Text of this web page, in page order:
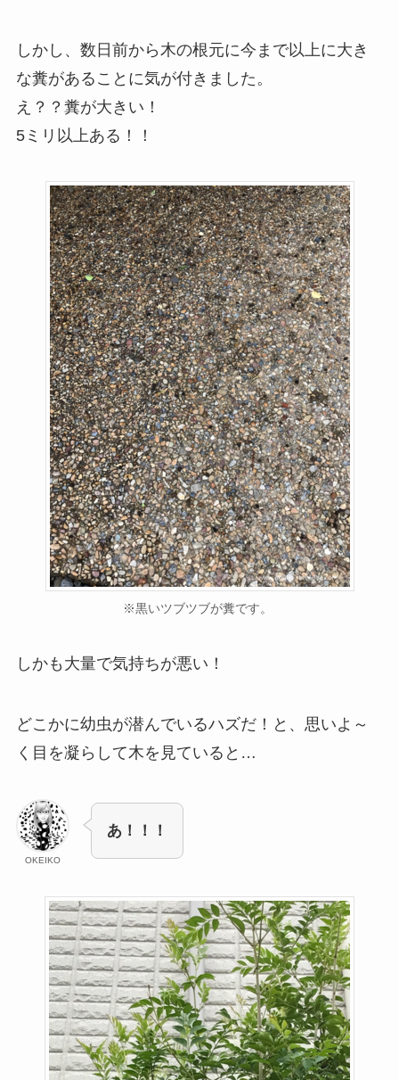
しかし、数日前から木の根元に今まで以上に大き
な糞があることに気が付きました。
え？？糞が大きい！
5ミリ以上ある！！
※黒いツブツブが糞です。
しかも大量で気持ちが悪い！
どこかに幼虫が潜んでいるハズだ！と、思いよ～
く目を凝らして木を見ていると…
OKEIKO
あ！！！